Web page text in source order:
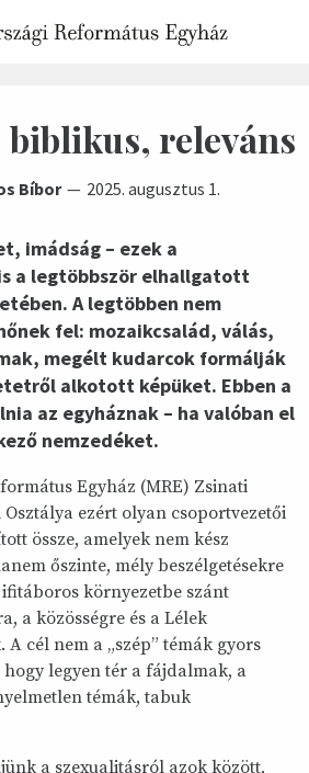
releváns
Bíbor 2025. augusztus 1.
imádság – ezek a
a legtöbbször elhallgatott
A legtöbben nem
fel: mozaikcsalád, válás,
megélt kudarcok formálják
alkotott képüket. Ebben a
az egyháznak – ha valóban el
nemzedéket.
Egyház (MRE) Zsinati
ezért olyan csoportvezetői
össze, amelyek nem kész
őszinte, mély beszélgetésekre
környezetbe szánt
a közösségre és a Lélek
cél nem a „szép” témák gyors
legyen tér a fájdalmak, a
témák, tabuk
a szexualitásról azok között,